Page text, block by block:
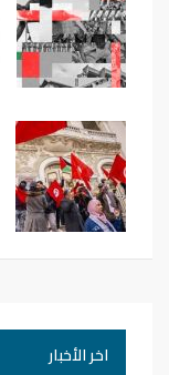
اخر الأخبار